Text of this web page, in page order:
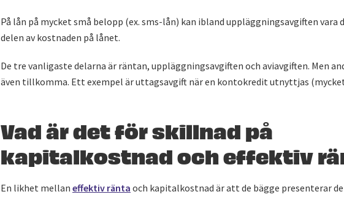
På lån på mycket små belopp (ex. sms-lån) kan ibland uppläggningsavgiften vara
delen av kostnaden på lånet.
De tre vanligaste delarna är räntan, uppläggningsavgiften och aviavgiften. Men
även tillkomma. Ett exempel är uttagsavgift när en kontokredit utnyttjas
Vad är det för skillnad på
kapitalkostnad och effektiv
En likhet mellan effektiv ränta och kapitalkostnad är att de bägge presenterar